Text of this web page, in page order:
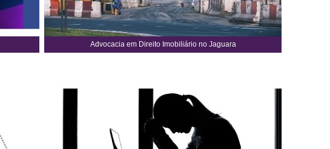
Advocacia em Direito Imobiliário no Jaguara